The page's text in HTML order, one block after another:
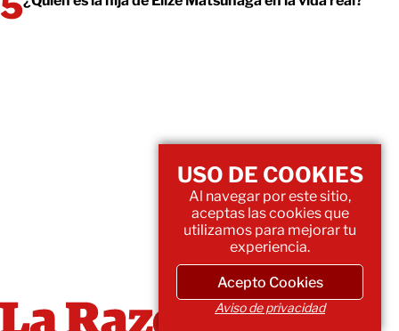
USO DE COOKIES
Al navegar por este sitio,
aceptas las cookies que
utilizamos para mejorar tu
experiencia.
Acepto Cookies
Aviso de privacidad